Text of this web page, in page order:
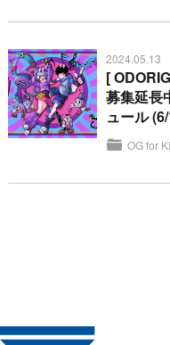
2024.05.13
[
募集延長
ュール
OG for